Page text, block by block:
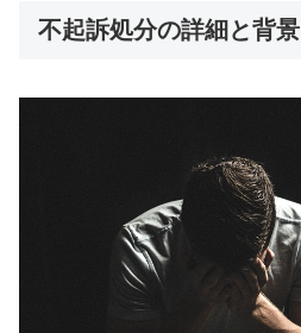
不起訴処分の詳細と背景